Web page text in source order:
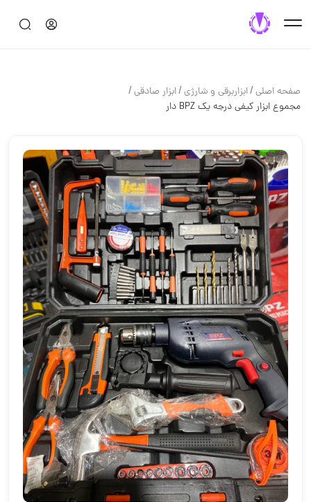
صفحه اصلی/ابزاربرقی و شارژی/ابزار صادقی/
مجموع ابزار کیفی درجه یک BPZ دار